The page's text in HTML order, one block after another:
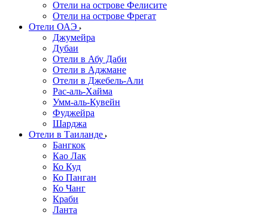
Отели на острове Фелисите
Отели на острове Фрегат
Отели ОАЭ
Джумейра
Дубаи
Отели в Абу Даби
Отели в Аджмане
Отели в Джебель-Али
Рас-аль-Хайма
Умм-аль-Кувейн
Фуджейра
Шарджа
Отели в Таиланде
Бангкок
Као Лак
Ко Куд
Ко Панган
Ко Чанг
Краби
Ланта